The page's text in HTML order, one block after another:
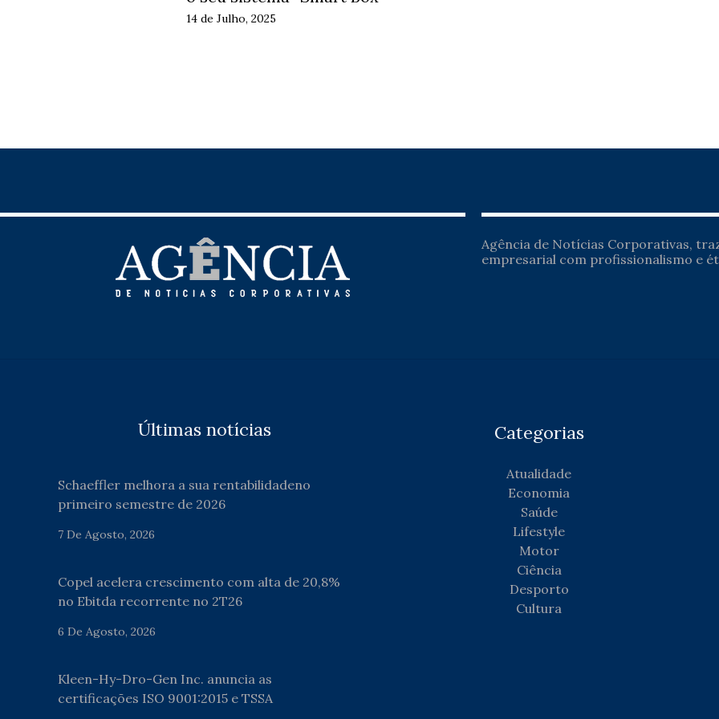
14 de Julho, 2025
Agência de Notícias Corporativas,
empresarial com profissionalismo e
Últimas notícias
Schaeffler melhora a sua rentabilidadeno
primeiro semestre de 2026
7 De Agosto, 2026
Copel acelera crescimento com alta de 20,8%
no Ebitda recorrente no 2T26
6 De Agosto, 2026
Kleen-Hy-Dro-Gen Inc. anuncia as
certificações ISO 9001:2015 e TSSA
Categorias
Atualidade
Economia
Saúde
Lifestyle
Motor
Ciência
Desporto
Cultura